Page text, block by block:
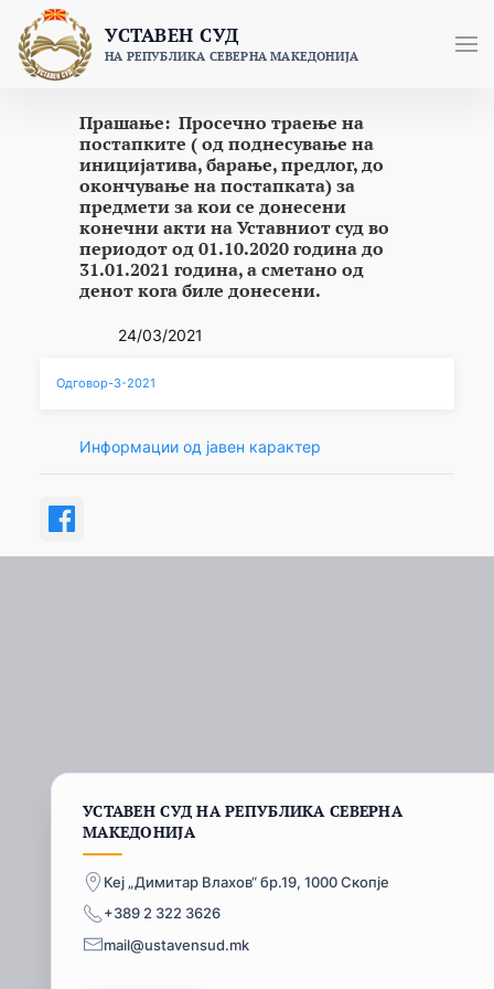
content
УСТАВЕН СУД
НА РЕПУБЛИКА СЕВЕРНА МАКЕДОНИЈА
Прашање: Просечно траење на
постапките ( од поднесување на
иницијатива, барање, предлог, до
окончување на постапката) за
предмети за кои се донесени
конечни акти на Уставниот суд во
периодот од 01.10.2020 година до
31.01.2021 година, а сметано од
денот кога биле донесени.
24/03/2021
Одговор-3-2021
Информации од јавен карактер
УСТАВЕН СУД НА РЕПУБЛИКА СЕВЕРНА
МАКЕДОНИЈА
Кеј „Димитар Влахов“ бр.19, 1000 Скопје
+389 2 322 3626
mail@ustavensud.mk